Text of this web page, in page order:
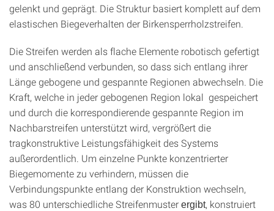
gelenkt und geprägt. Die Struktur basiert komplett auf dem
elastischen Biegeverhalten der Birkensperrholzstreifen.
Die Streifen werden als flache Elemente robotisch gefertigt
und anschließend verbunden, so dass sich entlang ihrer
Länge gebogene und gespannte Regionen abwechseln. Die
Kraft, welche in jeder gebogenen Region lokal gespeichert
und durch die korrespondierende gespannte Region im
Nachbarstreifen unterstützt wird, vergrößert die
tragkonstruktive Leistungsfähigkeit des Systems
außerordentlich. Um einzelne Punkte konzentrierter
Biegemomente zu verhindern, müssen die
Verbindungspunkte entlang der Konstruktion wechseln,
was 80 unterschiedliche Streifenmuster ergibt, konstruiert